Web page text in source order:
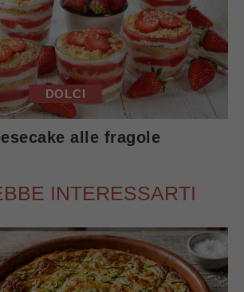
DOLCI
alle fragole
INTERESSARTI